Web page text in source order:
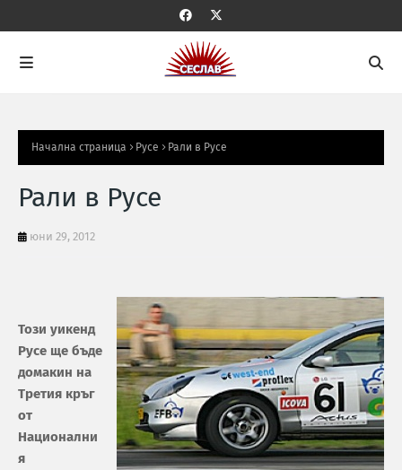
Начална страница Русе Рали в Русе
Рали в Русе
юни 29, 2012
Този уикенд
Русе ще бъде
домакин на
Третия кръг
от
Национални
я